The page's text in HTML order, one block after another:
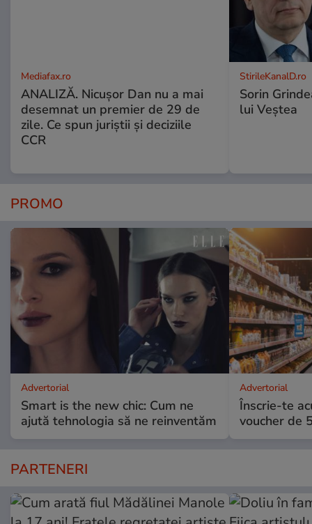
Mediafax.ro
ANALIZĂ. Nicușor Dan nu a mai
desemnat un premier de 29 de
zile. Ce spun juriștii și deciziile
CCR
StirileKanalD.ro
Sorin
lui Veștea
PROMO
Advertorial
Smart is the new chic: Cum ne
ajută tehnologia să ne reinventăm
Advertorial
Înscrie-te
voucher de
PARTENERI